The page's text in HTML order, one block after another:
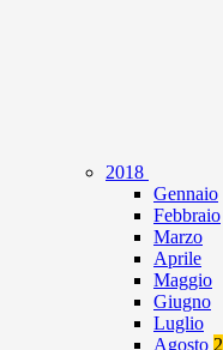
2018
Gennaio
Febbraio
Marzo
Aprile
Maggio
Giugno
Luglio
Agosto 2